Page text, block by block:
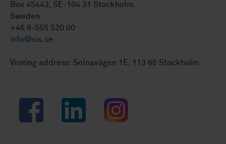
Box 45443, SE-104 31 Stockholm
Sweden
+46 8-555 520 00
info@sis.se
Visiting address: Solnavägen 1E, 113 65 Stockholm.
Facebook LinkedIn Instagram